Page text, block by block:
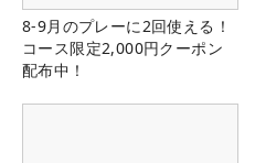
8-9月のプレーに2回使える！
コース限定2,000円クーポン
配布中！